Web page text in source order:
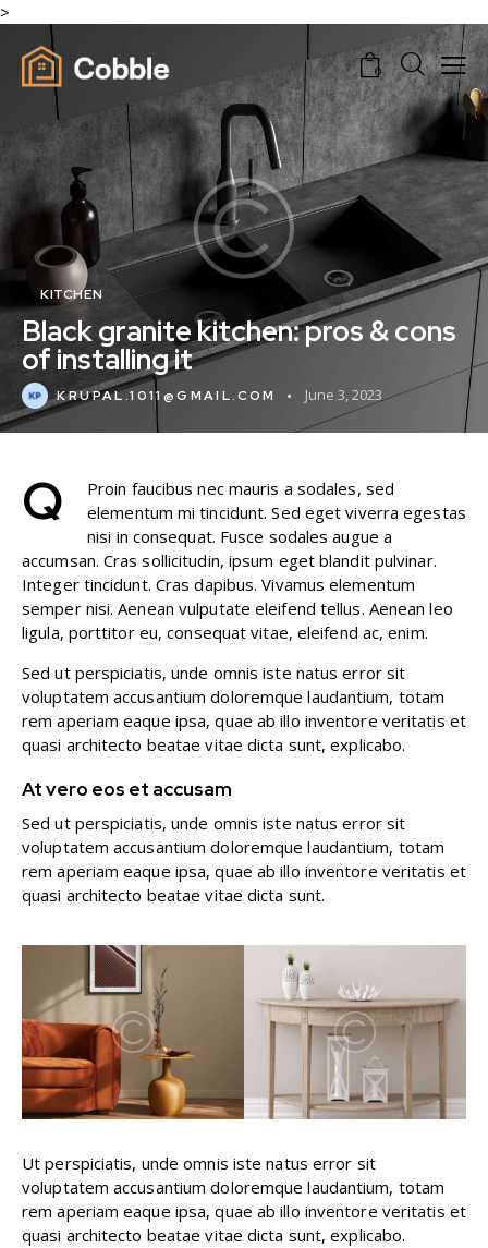
>
0
KITCHEN
Black granite kitchen: pros & cons
of installing it
KRUPAL.1011@GMAIL.COM June 3, 2023
Q
Proin faucibus nec mauris a sodales, sed
elementum mi tincidunt. Sed eget viverra egestas
nisi in consequat. Fusce sodales augue a
accumsan. Cras sollicitudin, ipsum eget blandit pulvinar.
Integer tincidunt. Cras dapibus. Vivamus elementum
semper nisi. Aenean vulputate eleifend tellus. Aenean leo
ligula, porttitor eu, consequat vitae, eleifend ac, enim.
Sed ut perspiciatis, unde omnis iste natus error sit
voluptatem accusantium doloremque laudantium, totam
rem aperiam eaque ipsa, quae ab illo inventore veritatis et
quasi architecto beatae vitae dicta sunt, explicabo.
At vero eos et accusam
Sed ut perspiciatis, unde omnis iste natus error sit
voluptatem accusantium doloremque laudantium, totam
rem aperiam eaque ipsa, quae ab illo inventore veritatis et
quasi architecto beatae vitae dicta sunt.
Ut perspiciatis, unde omnis iste natus error sit
voluptatem accusantium doloremque laudantium, totam
rem aperiam eaque ipsa, quae ab illo inventore veritatis et
quasi architecto beatae vitae dicta sunt, explicabo.